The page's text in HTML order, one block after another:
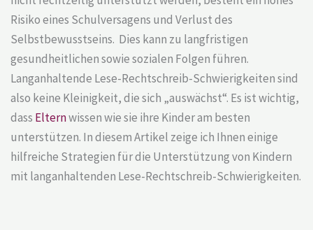
Risiko eines Schulversagens und Verlust des
Selbstbewusstseins. Dies kann zu langfristigen
gesundheitlichen sowie sozialen Folgen führen.
Langanhaltende Lese-Rechtschreib-Schwierigkeiten sind
also keine Kleinigkeit, die sich „auswächst“. Es ist wichtig,
dass Elternwissen wie sie ihre Kinder am besten
unterstützen. In diesem Artikel zeige ich Ihnen einige
hilfreiche Strategien für die Unterstützung von Kindern
mit langanhaltenden Lese-Rechtschreib-Schwierigkeiten.